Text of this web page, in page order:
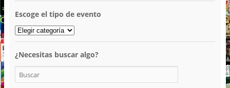
Escoge el tipo de evento
¿Necesitas buscar algo?